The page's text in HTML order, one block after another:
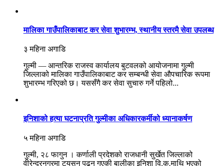
मालिका गाउँपालिकाबाट कर सेवा शुभारम्भ, स्थानीय स्तरमै सेवा उपलब्ध
३ महिना अगाडि
गुल्मी — आन्तरिक राजस्व कार्यालय बुटवलको आयोजनामा गुल्मी
जिल्लाको मालिका गाउँपालिकाबाट कर सम्बन्धी सेवा औपचारिक रूपमा
शुभारम्भ गरिएको छ। यससँगै कर सेवा सुचारु गर्ने पहिलो...
इनिशाको हत्या घटनाप्रति गुल्मीका अधिकारकर्मीको ध्यानाकर्षण
५ महिना अगाडि
गुल्मी, २८ फागुन । कर्णाली प्रदेशको राजधानी सुर्खेत जिल्लाको
वीरेन्द्रनगरमा ट्युसन पढ्न गएकी बालीका इनिशा वि.क.माथि भएको